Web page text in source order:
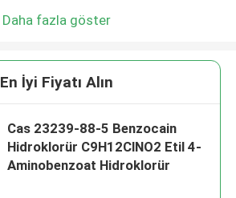
Daha fazla göster
En İyi Fiyatı Alın
Cas 23239-88-5 Benzocain
Hidroklorür C9H12ClNO2 Etil 4-
Aminobenzoat Hidroklorür